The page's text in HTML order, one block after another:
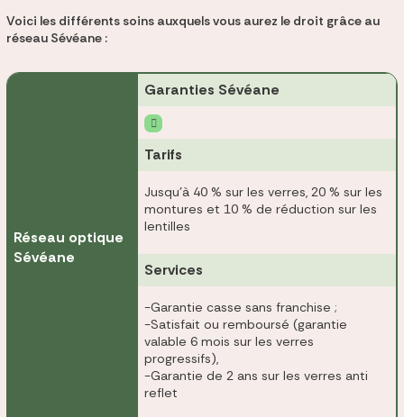
Voici les différents soins auxquels vous aurez le droit grâce au
réseau Sévéane :
Réseau optique
Sévéane
Garanties Sévéane
Tarifs
Jusqu'à 40 % sur les verres, 20 % sur les
montures et 10 % de réduction sur les
lentilles
Services
-Garantie casse sans franchise ;
-Satisfait ou remboursé (garantie
valable 6 mois sur les verres
progressifs),
-Garantie de 2 ans sur les verres anti
reflet